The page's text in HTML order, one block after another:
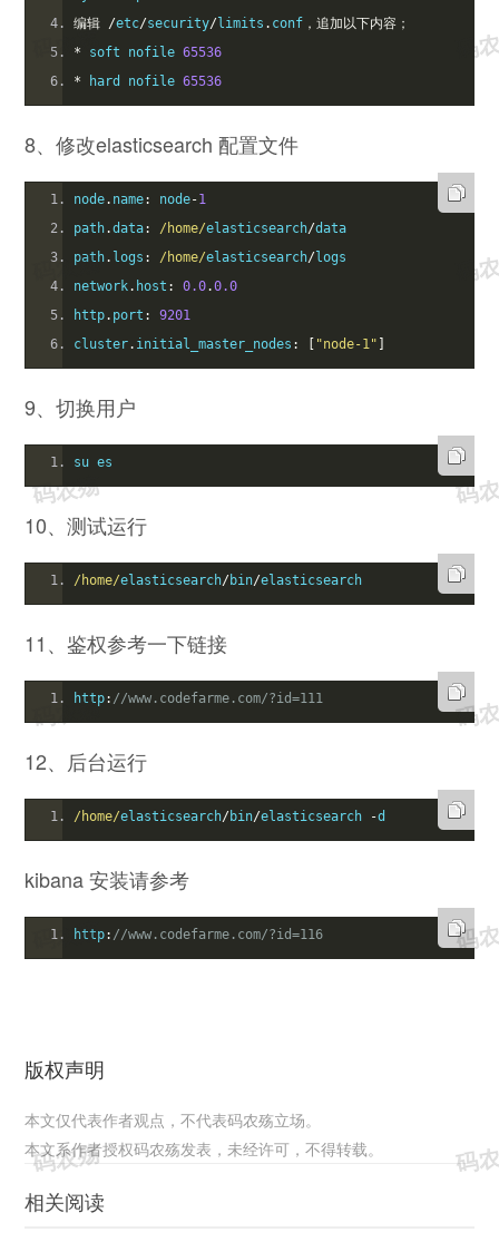
编辑 /etc/security/limits . conf ，追加以下内容；
*
soft nofile 65536
*
hard nofile 65536
8、修改elasticsearch 配置文件
node. name: node-1
path.data: /home/elasticsearch/data
path. logs : /home/elasticsearch/logs
network. host : 0.0.0.0
http. port :
9201
cluster. initial_master_nodes : "node-1"
9、切换用户
su es
10、测试运行
/home/elasticsearch/bin/elasticsearch
11、鉴权参考一下链接
http: //www.codefarme.com/?id=111
12、后台运行
/home/elasticsearch/bin/elasticsearch -d
kibana 安装请参考
http: //www.codefarme.com/?id=116
版权声明
本文仅代表作者观点，不代表码农殇立场。
本文系作者授权码农殇发表，未经许可，不得转载。
相关阅读